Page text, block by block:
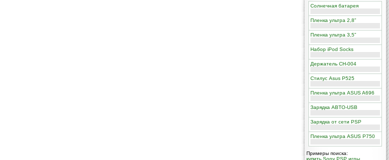
Солнечная батарея
Пленка ультра 2,8”
Пленка ультра 3,5”
Набор iPod Socks
Держатель CH-004
Стилус Asus P525
Пленка ультра ASUS A696
Зарядка ABTO-USB
Зарядка от сети PSP
Пленка ультра ASUS P750
Примеры поиска:
купить Sony PSP игры